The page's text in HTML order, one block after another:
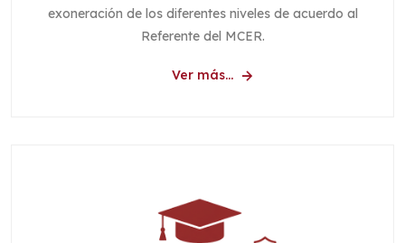
exoneración de los diferentes niveles de acuerdo al
Referente del MCER.
Ver más...